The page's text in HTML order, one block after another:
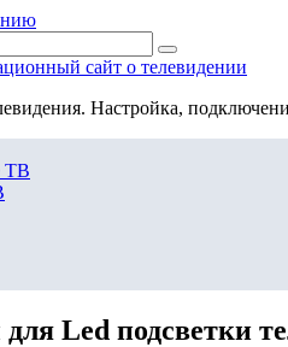
сайт о телевидении
Настройка,
ТВ
Led подсветки